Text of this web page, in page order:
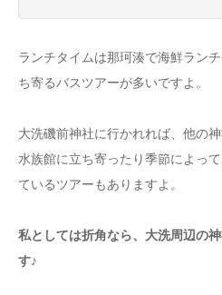
ランチタイムは那珂湊で海鮮ラン
ち寄るバスツアーが多いですよ。
大洗磯前神社に行かれれば、他の
水族館に立ち寄ったり季節によっ
ているツアーもありますよ。
私としては折角なら、大洗周辺の
す♪